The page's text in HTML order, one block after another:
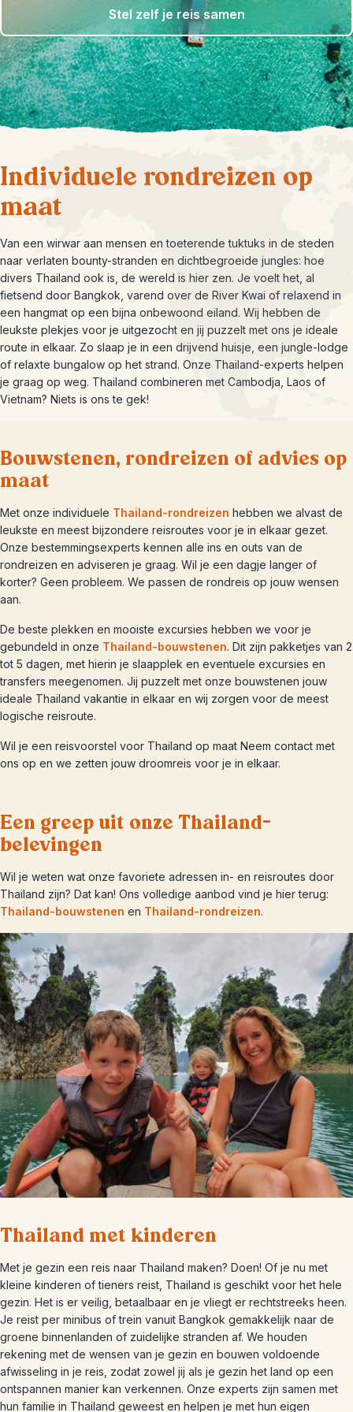
Stel zelf je reis samen
Individuele rondreizen op
maat
Van een wirwar aan mensen en toeterende tuktuks in de steden
naar verlaten bounty-stranden en dichtbegroeide jungles: hoe
divers Thailand ook is, de wereld is hier zen. Je voelt het, al
fietsend door Bangkok, varend over de River Kwai of relaxend in
een hangmat op een bijna onbewoond eiland. Wij hebben de
leukste plekjes voor je uitgezocht en jij puzzelt met ons je ideale
route in elkaar. Zo slaap je in een drijvend huisje, een jungle-lodge
of relaxte bungalow op het strand. Onze Thailand-experts helpen
je graag op weg. Thailand combineren met Cambodja, Laos of
Vietnam? Niets is ons te gek!
Bouwstenen, rondreizen of advies op
maat
Met onze individuele Thailand-rondreizen hebben we alvast de
leukste en meest bijzondere reisroutes voor je in elkaar gezet.
Onze bestemmingsexperts kennen alle ins en outs van de
rondreizen en adviseren je graag. Wil je een dagje langer of
korter? Geen probleem. We passen de rondreis op jouw wensen
aan.
De beste plekken en mooiste excursies hebben we voor je
gebundeld in onze Thailand-bouwstenen. Dit zijn pakketjes van 2
tot 5 dagen, met hierin je slaapplek en eventuele excursies en
transfers meegenomen. Jij puzzelt met onze bouwstenen jouw
ideale Thailand vakantie in elkaar en wij zorgen voor de meest
logische reisroute.
Wil je een reisvoorstel voor Thailand op maat Neem contact met
ons op en we zetten jouw droomreis voor je in elkaar.
Een greep uit onze Thailand-
belevingen
Wil je weten wat onze favoriete adressen in- en reisroutes door
Thailand zijn? Dat kan! Ons volledige aanbod vind je hier terug:
Thailand-bouwstenen en Thailand-rondreizen.
Thailand met kinderen
Met je gezin een reis naar Thailand maken? Doen! Of je nu met
kleine kinderen of tieners reist, Thailand is geschikt voor het hele
gezin. Het is er veilig, betaalbaar en je vliegt er rechtstreeks heen.
Je reist per minibus of trein vanuit Bangkok gemakkelijk naar de
groene binnenlanden of zuidelijke stranden af. We houden
rekening met de wensen van je gezin en bouwen voldoende
afwisseling in je reis, zodat zowel jij als je gezin het land op een
ontspannen manier kan verkennen. Onze experts zijn samen met
hun familie in Thailand geweest en helpen je met hun eigen